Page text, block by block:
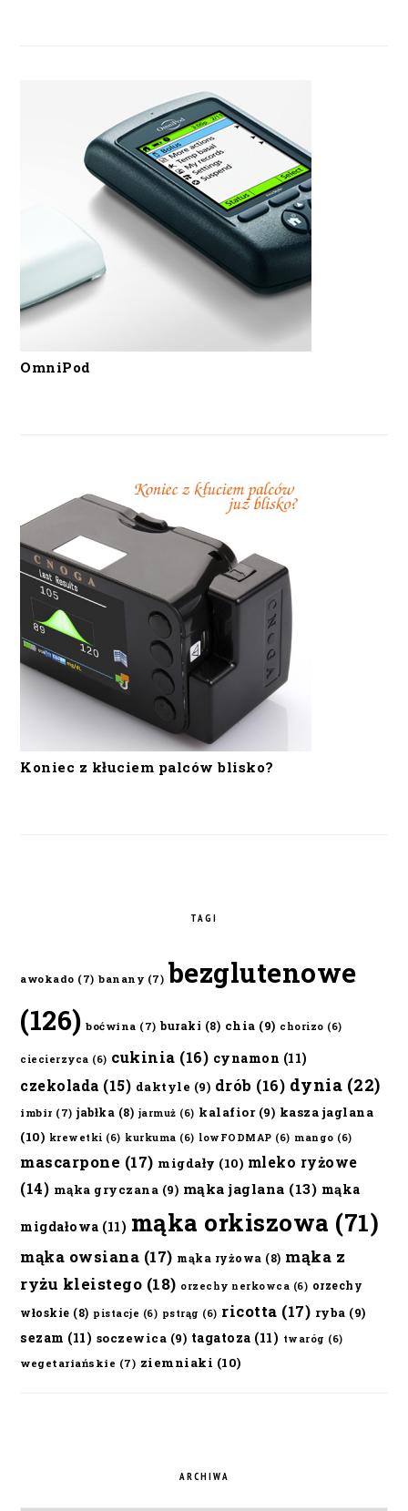
OmniPod
Koniec z kłuciem palców blisko?
TAGI
awokado (7) banany (7) bezglutenowe
(126) boćwina (7) buraki (8) chia (9) chorizo (6)
ciecierzyca (6) cukinia (16) cynamon (11)
czekolada (15) daktyle (9) drób (16) dynia (22)
imbir (7) jabłka (8) jarmuż (6) kalafior(9) kasza jaglana
(10) krewetki (6) kurkuma (6) lowFODMAP (6) mango (6)
mascarpone (17) migdały (10) mleko ryżowe
(14) mąka gryczana (9) mąka jaglana (13) mąka
migdałowa (11) mąka orkiszowa (71)
mąka owsiana (17) mąka ryżowa (8) mąka z
ryżu kleistego (18) orzechy nerkowca (6) orzechy
włoskie (8) pistacje (6) pstrąg (6) ricotta (17) ryba (9)
sezam (11) soczewica (9) tagatoza (11) twaróg (6)
wegetariańskie (7) ziemniaki (10)
ARCHIWA